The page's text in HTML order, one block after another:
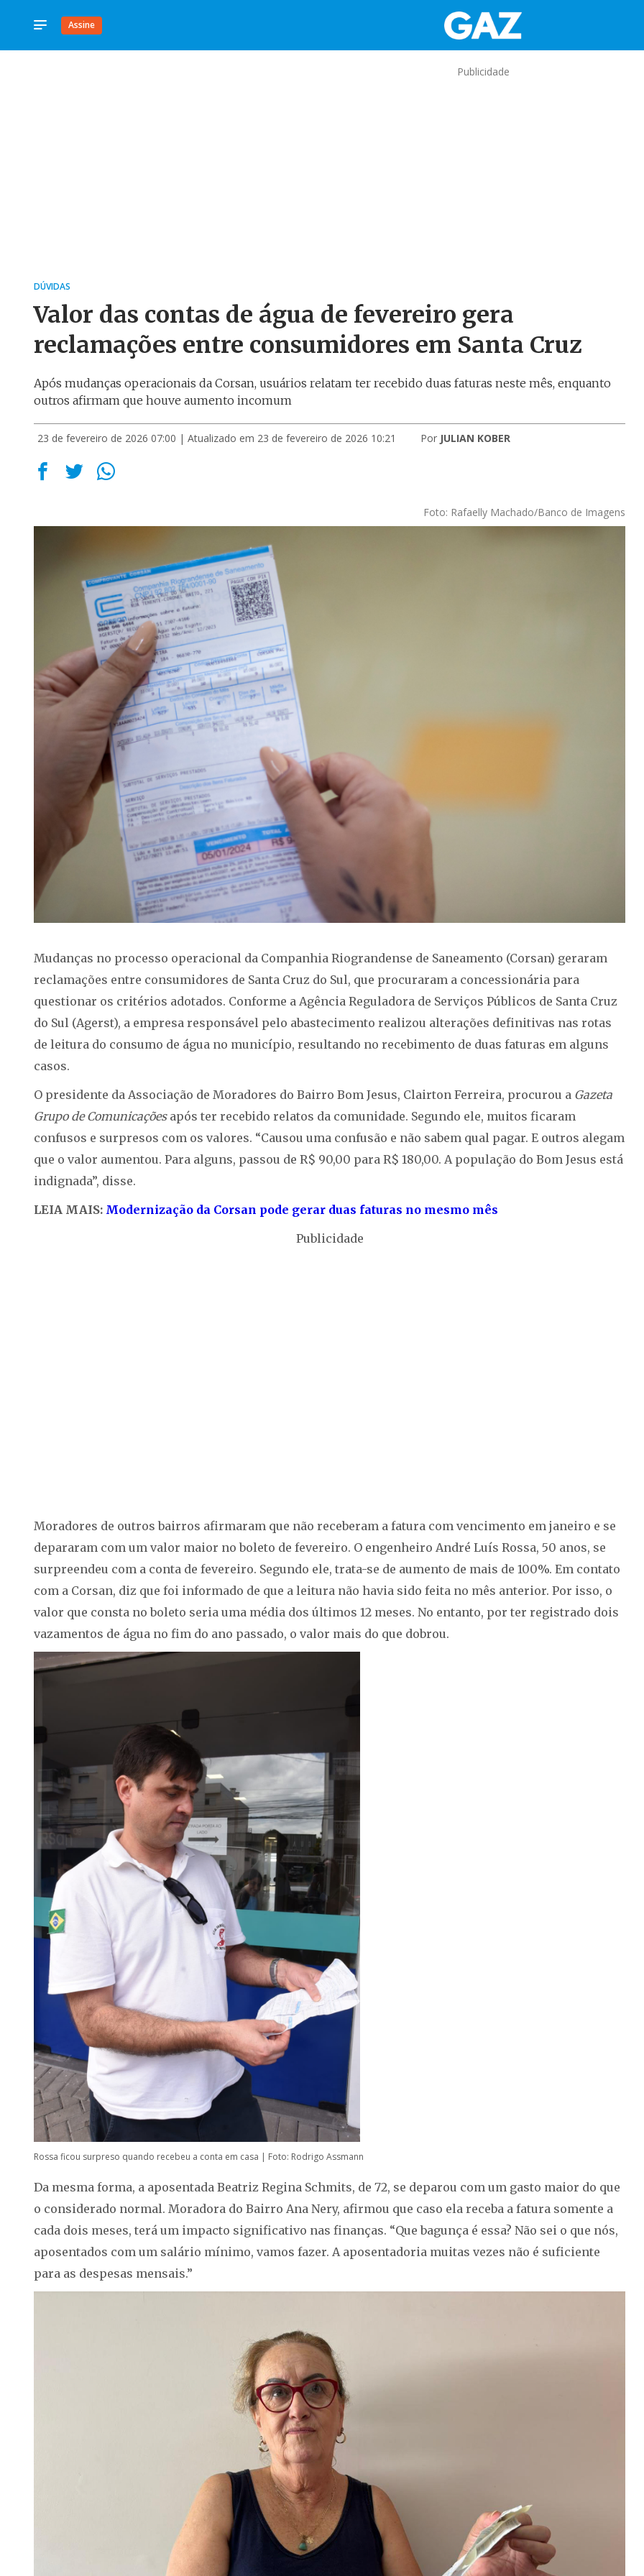
Assine
Publicidade
DÚVIDAS
Valor das contas de água de fevereiro gera
reclamações entre consumidores em Santa Cruz
Após mudanças operacionais da Corsan, usuários relatam ter recebido duas faturas neste mês, enquanto
outros afirmam que houve aumento incomum
23 de fevereiro de 2026 07:00 | Atualizado em 23 de fevereiro de 2026 10:21 Por JULIAN KOBER
Foto: Rafaelly Machado/Banco de Imagens
Mudanças no processo operacional da Companhia Riograndense de Saneamento (Corsan) geraram
reclamações entre consumidores de Santa Cruz do Sul, que procuraram a concessionária para
questionar os critérios adotados. Conforme a Agência Reguladora de Serviços Públicos de Santa Cruz
do Sul (Agerst), a empresa responsável pelo abastecimento realizou alterações definitivas nas rotas
de leitura do consumo de água no município, resultando no recebimento de duas faturas em alguns
casos.
O presidente da Associação de Moradores do Bairro Bom Jesus, Clairton Ferreira, procurou a Gazeta
Grupo de Comunicaçõesapós ter recebido relatos da comunidade. Segundo ele, muitos ficaram
confusos e surpresos com os valores. “Causou uma confusão e não sabem qual pagar. E outros alegam
que o valor aumentou. Para alguns, passou de R$ 90,00 para R$ 180,00. A população do Bom Jesus está
indignada”, disse.
LEIA MAIS: Modernização da Corsan pode gerar duas faturas no mesmo mês
Publicidade
Moradores de outros bairros afirmaram que não receberam a fatura com vencimento em janeiro e se
depararam com um valor maior no boleto de fevereiro. O engenheiro André Luís Rossa, 50 anos, se
surpreendeu com a conta de fevereiro. Segundo ele, trata-se de aumento de mais de 100%. Em contato
com a Corsan, diz que foi informado de que a leitura não havia sido feita no mês anterior. Por isso, o
valor que consta no boleto seria uma média dos últimos 12 meses. No entanto, por ter registrado dois
vazamentos de água no fim do ano passado, o valor mais do que dobrou.
Rossa ficou surpreso quando recebeu a conta em casa | Foto: Rodrigo Assmann
Da mesma forma, a aposentada Beatriz Regina Schmits, de 72, se deparou com um gasto maior do que
o considerado normal. Moradora do Bairro Ana Nery, afirmou que caso ela receba a fatura somente a
cada dois meses, terá um impacto significativo nas finanças. “Que bagunça é essa? Não sei o que nós,
aposentados com um salário mínimo, vamos fazer. A aposentadoria muitas vezes não é suficiente
para as despesas mensais.”